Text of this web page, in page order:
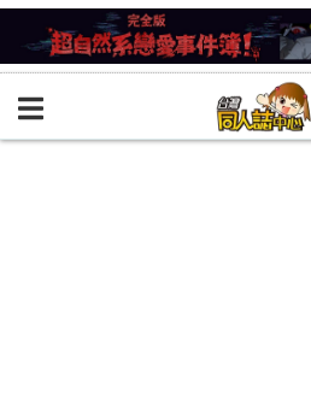
BOOKY書集倉庫